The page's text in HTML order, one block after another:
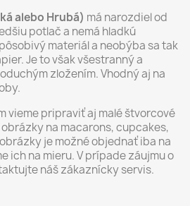
alebo Hrubá) má narozdiel od
potlač a nemá hladkú
materiál a neobýba sa tak
Je to však všestranný a
zložením. Vhodný aj na
vieme pripraviť aj malé štvorcové
na macarons, cupcakes,
je možné objednať iba na
ich na mieru. V prípade záujmu o
náš zákaznícky servis.